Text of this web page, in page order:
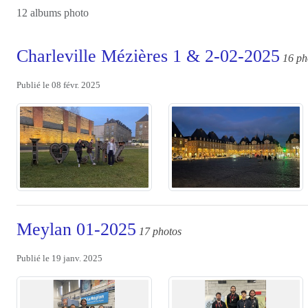
12 albums photo
Charleville Mézières 1 & 2-02-2025 16
Publié le 08 févr. 2025
Meylan 01-2025 17 photos
Publié le 19 janv. 2025